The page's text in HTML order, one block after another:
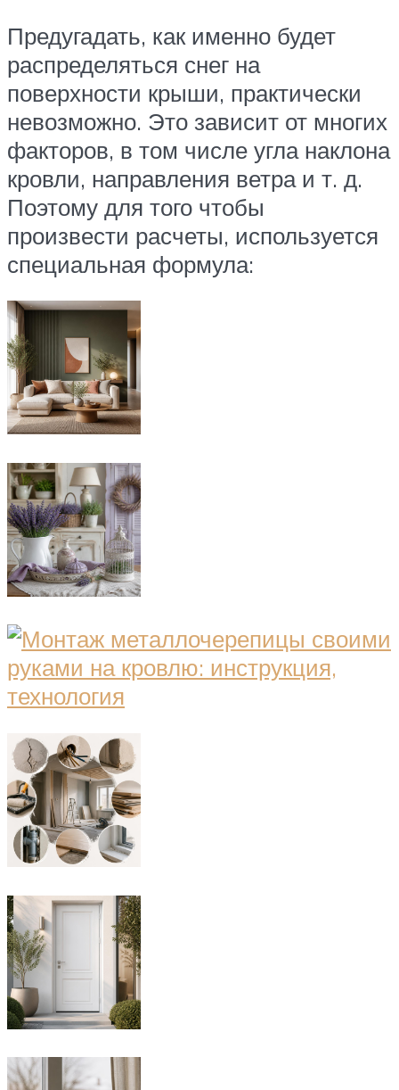
Предугадать, как именно будет
распределяться снег на
поверхности крыши, практически
невозможно. Это зависит от многих
факторов, в том числе угла наклона
кровли, направления ветра и т. д.
Поэтому для того чтобы
произвести расчеты, используется
специальная формула: